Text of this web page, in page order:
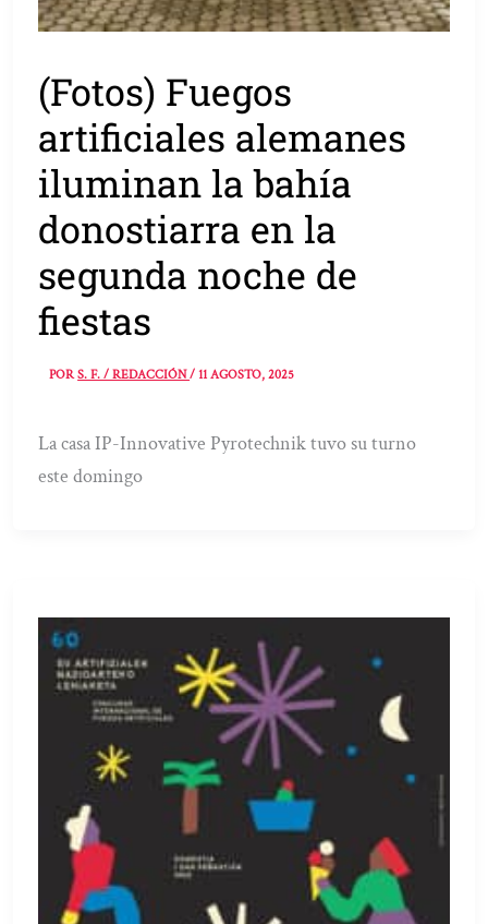
(Fotos) Fuegos
artificiales alemanes
iluminan la bahía
donostiarra en la
segunda noche de
fiestas
PORS. F. / REDACCIÓN/11 AGOSTO, 2025
La casa IP-Innovative Pyrotechnik tuvo su turno
este domingo